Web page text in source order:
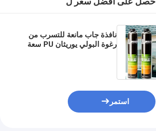
نافذة جاب مانعة للتسرب من
رغوة البولي يوريثان PU سعة
استمر